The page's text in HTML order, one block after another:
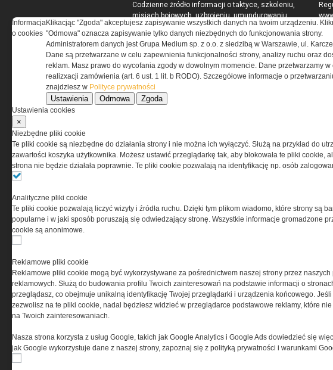
Codzienne źródło informacji o taktyce, szkoleniu,
misjach bojowych, uzbrojeniu, umundurowaniu
i wyposażeniu jednostek specjalnych w kraju
i na świecie.
z
w
Copyright © 2004-2019 Grupa MEDIUM Spółka z ograniczoną
zastrzeżone. Jakiekolwiek dalsze rozpowszechnianie artykułów
Informacja
o cookies
Klikacjąc "Zgoda" akceptujesz zapisywanie wszystkich danych na twoim urządzeniu.
"Odmowa" oznacza zapisywanie tylko danych niezbędnych do funkcjonowania strony.
Administratorem danych jest Grupa Medium sp. z o.o. z siedzibą w Warszawie, ul.
Dane są przetwarzane w celu zapewnienia funkcjonalności strony, analizy ruchu oraz
reklam. Masz prawo do wycofania zgody w dowolnym momencie. Dane przetwarzamy w
realizxacji zamówienia (art. 6 ust. 1 lit. b RODO). Szczegółowe informacje o
znajdziesz w Polityce prywatności
Ustawienia Odmowa Zgoda
Ustawienia cookies
×
Niezbędne pliki cookie
Te pliki cookie są niezbędne do działania strony i nie można ich wyłączyć. Służą na przykład do
zawartości koszyka użytkownika. Możesz ustawić przeglądarkę tak, aby blokowała te pliki cookie,
strona nie będzie działała poprawnie. Te pliki cookie pozwalają na identyfikację np. osób
Analityczne pliki cookie
Te pliki cookie pozwalają liczyć wizyty i źródła ruchu. Dzięki tym plikom wiadomo, które strony są
popularne i w jaki sposób poruszają się odwiedzający stronę. Wszystkie informacje gromadzone
cookie są anonimowe.
Reklamowe pliki cookie
Reklamowe pliki cookie mogą być wykorzystywane za pośrednictwem naszej strony przez naszych
reklamowych. Służą do budowania profilu Twoich zainteresowań na podstawie informacji o
przeglądasz, co obejmuje unikalną identyfikację Twojej przeglądarki i urządzenia końcowego. Jeśli
zezwolisz na te pliki cookie, nadal będziesz widzieć w przeglądarce podstawowe reklamy, które nie
na Twoich zainteresowaniach.
Nasza strona korzysta z usług Google, takich jak Google Analytics i Google Ads dowiedzieć się
jak Google wykorzystuje dane z naszej strony, zapoznaj się z polityką prywatności i warunkami